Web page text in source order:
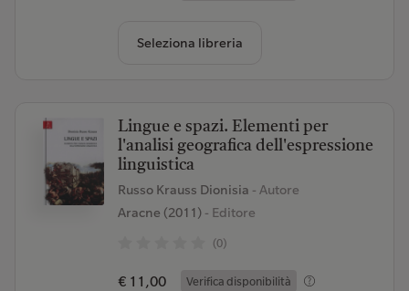
Seleziona libreria
Lingue e spazi. Elementi per
l'analisi geografica dell'espressione
linguistica
Russo Krauss Dionisia - Autore
Aracne (2011)- Editore
(0)
€ 11,00 Verifica disponibilità